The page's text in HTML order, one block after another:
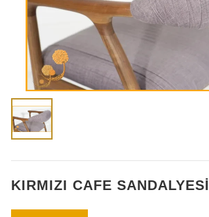
KIRMIZI CAFE SANDALYESI